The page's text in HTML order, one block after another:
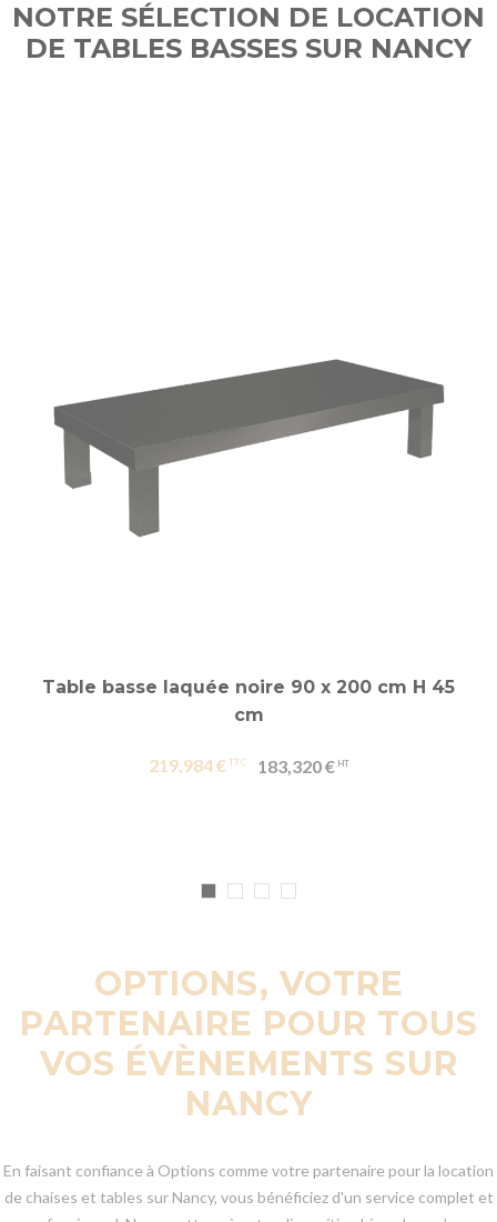
NOTRE SÉLECTION DE LOCATION
DE TABLES BASSES SUR NANCY
Table basse laquée noire 90 x 200 cm H 45
cm
219,984 € 183,320 €
OPTIONS, VOTRE
PARTENAIRE POUR TOUS
VOS ÉVÈNEMENTS SUR
NANCY
En faisant confiance à Options comme votre partenaire pour la location
de chaises et tables sur Nancy, vous bénéficiez d'un service complet et